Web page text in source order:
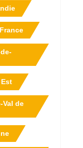
Val de